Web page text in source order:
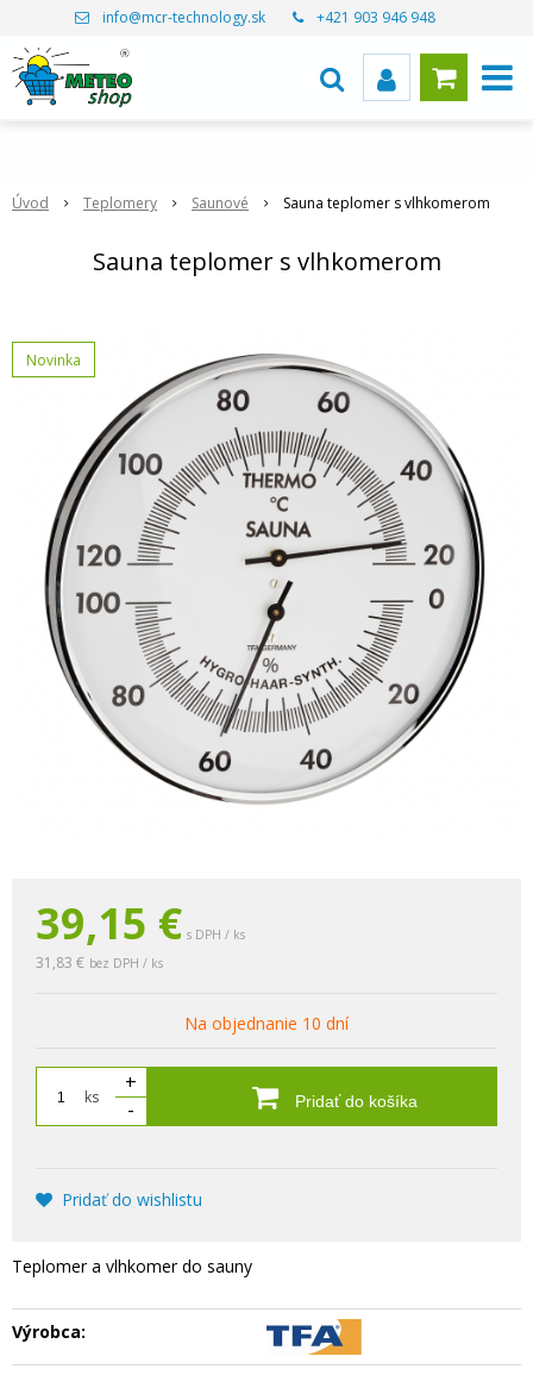
info@mcr-technology.sk +421 903 946 948
Úvod Teplomery Saunové Sauna teplomer s vlhkomerom
Sauna teplomer s vlhkomerom
Novinka
39,15 € s DPH / ks
31,83 € bez DPH / ks
Na objednanie 10 dní
ks
+
-
Pridať do košíka
Pridať do wishlistu
Teplomer a vlhkomer do sauny
Výrobca: